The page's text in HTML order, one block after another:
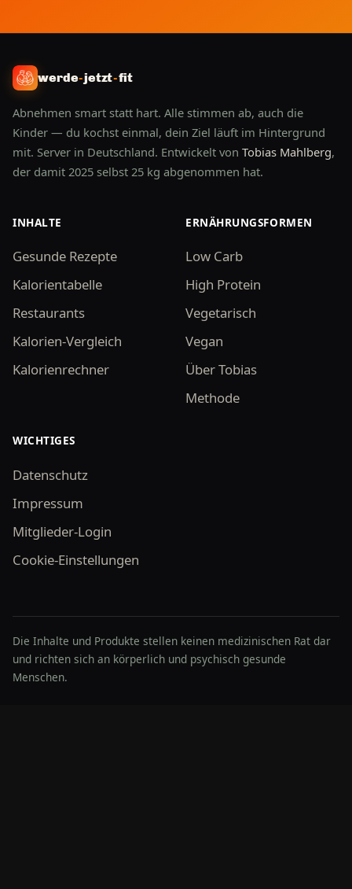
werde-jetzt-fit
Abnehmen smart statt hart. Alle stimmen ab, auch die
Kinder — du kochst einmal, dein Ziel läuft im Hintergrund
mit. Server in Deutschland. Entwickelt von Tobias Mahlberg,
der damit 2025 selbst 25 kg abgenommen hat.
INHALTE
Gesunde Rezepte
Kalorientabelle
Restaurants
Kalorien-Vergleich
Kalorienrechner
ERNÄHRUNGSFORMEN
Low Carb
High Protein
Vegetarisch
Vegan
Über Tobias
Methode
WICHTIGES
Datenschutz
Impressum
Mitglieder-Login
Cookie-Einstellungen
Die Inhalte und Produkte stellen keinen medizinischen Rat dar
und richten sich an körperlich und psychisch gesunde
Menschen.